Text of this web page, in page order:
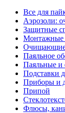
Все для
Аэрозоли:
Защитные
Монтажные
Очищающие
Паяльное
Паяльные и
Подставки
Приборы и
Припой
Флюсы,